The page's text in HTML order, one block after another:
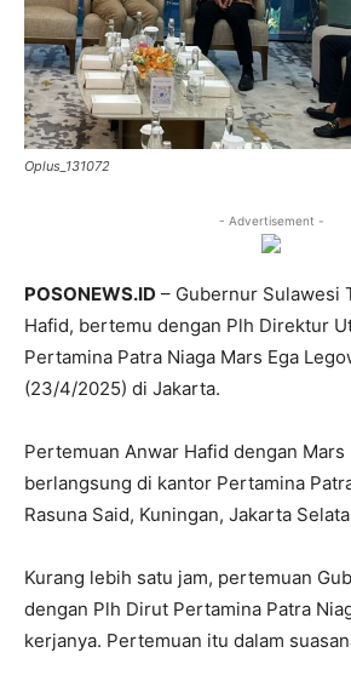
Oplus_131072
- Advertisement -
POSONEWS.ID – Gubernur Sulawesi
Hafid, bertemu dengan Plh Direktur
Pertamina Patra Niaga Mars Ega
(23/4/2025) di Jakarta.
Pertemuan Anwar Hafid dengan Mars
berlangsung di kantor Pertamina
Rasuna Said, Kuningan, Jakarta
Kurang lebih satu jam, pertemuan
dengan Plh Dirut Pertamina Patra
kerjanya. Pertemuan itu dalam